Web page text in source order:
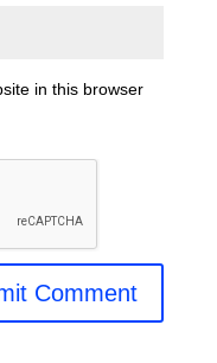
in this browser